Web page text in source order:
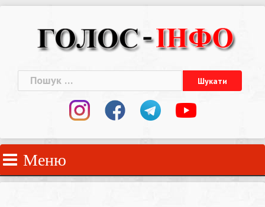
Пошук:
Меню